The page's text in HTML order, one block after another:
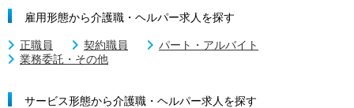
雇用形態から介護職・ヘルパー求人を探す
正職員 契約職員
パート・アルバイト
業務委託・その他
サービス形態から介護職・ヘルパー求人を探す